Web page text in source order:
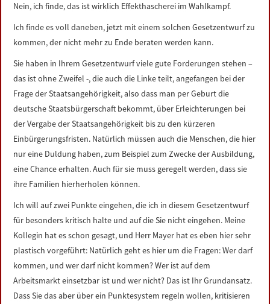
Nein, ich finde, das ist wirklich Effekthascherei im Wahlkampf.
Ich finde es voll daneben, jetzt mit einem solchen Gesetzentwurf zu
kommen, der nicht mehr zu Ende beraten werden kann.
Sie haben in Ihrem Gesetzentwurf viele gute Forderungen stehen –
das ist ohne Zweifel -, die auch die Linke teilt, angefangen bei der
Frage der Staatsangehörigkeit, also dass man per Geburt die
deutsche Staatsbürgerschaft bekommt, über Erleichterungen bei
der Vergabe der Staatsangehörigkeit bis zu den kürzeren
Einbürgerungsfristen. Natürlich müssen auch die Menschen, die hier
nur eine Duldung haben, zum Beispiel zum Zwecke der Ausbildung,
eine Chance erhalten. Auch für sie muss geregelt werden, dass sie
ihre Familien hierherholen können.
Ich will auf zwei Punkte eingehen, die ich in diesem Gesetzentwurf
für besonders kritisch halte und auf die Sie nicht eingehen. Meine
Kollegin hat es schon gesagt, und Herr Mayer hat es eben hier sehr
plastisch vorgeführt: Natürlich geht es hier um die Fragen: Wer darf
kommen, und wer darf nicht kommen? Wer ist auf dem
Arbeitsmarkt einsetzbar ist und wer nicht? Das ist Ihr Grundansatz.
Dass Sie das aber über ein Punktesystem regeln wollen, kritisieren